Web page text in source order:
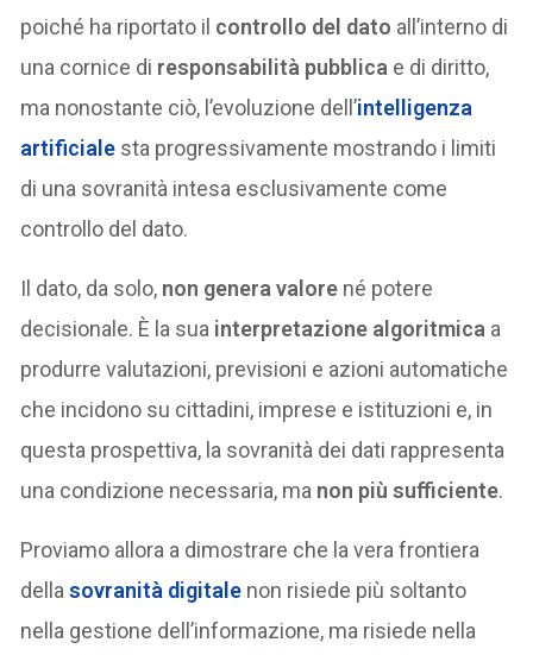
poiché ha riportato il controllo del dato all’interno di
una cornice di responsabilità pubblica e di diritto,
ma nonostante ciò, l’evoluzione dell’intelligenza
artificiale sta progressivamente mostrando i limiti
di una sovranità intesa esclusivamente come
controllo del dato.
Il dato, da solo, non genera valore né potere
decisionale. È la sua interpretazione algoritmica a
produrre valutazioni, previsioni e azioni automatiche
che incidono su cittadini, imprese e istituzioni e, in
questa prospettiva, la sovranità dei dati rappresenta
una condizione necessaria, ma non più sufficiente.
Proviamo allora a dimostrare che la vera frontiera
dellasovranità digitale non risiede più soltanto
nella gestione dell’informazione, ma risiede nella